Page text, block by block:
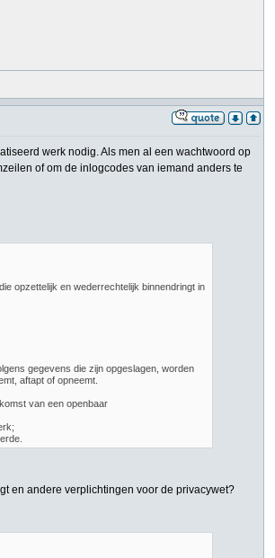
werk nodig. Als men al een wachtwoord op
of om de inlogcodes van iemand anders te
opzettelijk en wederrechtelijk binnendringt in
gegevens die zijn opgeslagen, worden
aftapt of opneemt.
van een openbaar
en andere verplichtingen voor de privacywet?